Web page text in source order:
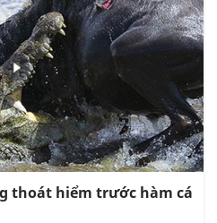
thoát hiểm trước hàm cá